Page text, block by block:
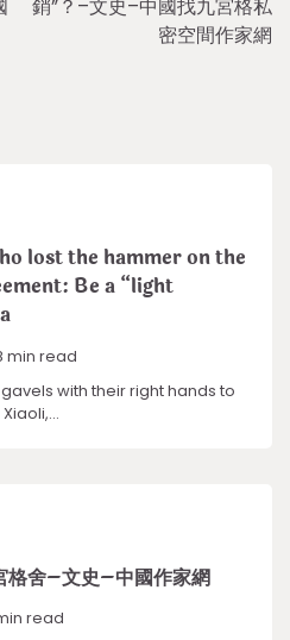
銷”？–文史–中國找九宮格私
密空間作家網
lost the hammer on the
Be a “light
min read
with their right hands to
格舍–文史–中國作家網
read